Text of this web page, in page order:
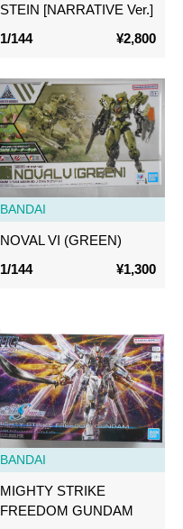
STEIN [NARRATIVE Ver.]
1/144
¥2,800
BANDAI
NOVAL VI (GREEN)
1/144
¥1,300
BANDAI
MIGHTY STRIKE
FREEDOM GUNDAM